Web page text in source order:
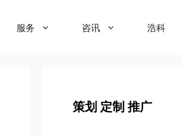
服务 咨讯 浩科
策划 定制 推广